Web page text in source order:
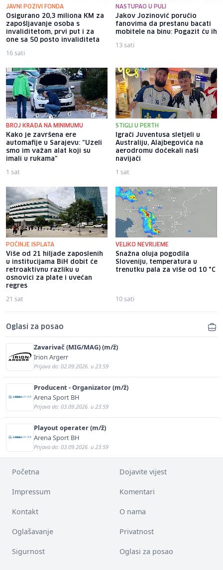
JAVNI POZIVI FONDA
Osigurano 20,3 miliona KM za
zapošljavanje osoba s
invaliditetom, prvi put i za
one sa 50 posto invaliditeta
16 sati
NASTUPAO U PULI
Jakov Jozinović poručio
fanovima da prestanu bacati
mobitele na binu: Pogazit ću ih
13 sati
BROJ KRAĐA NA MINIMUMU
Kako je završena ere
automafije u Sarajevu: "Uzeli
smo im važan alat koji su
imali u rukama"
1 sat
STIGLI U PERTH
Igrači Juventusa sletjeli u
Australiju, Alajbegovića na
aerodromu dočekali naši
navijači
1 sat
POČINJE ISPLATA
Više od 21 hiljade zaposlenih
u institucijama BiH dobit će
retroaktivnu razliku u
osnovici za plate i uvećan
regres
21 sat
VELIKO NEVRIJEME
Snažna oluja pogodila
Sloveniju, temperatura u
trenutku pala za više od 10 °C
10 sati
Oglasi za posao
Zavarivač (MIG/MAG) (m/ž)
Irion Argerr
Prijava do: 02.09.2026. u 23:59
Producent - Organizator (m/ž)
Arena Sport BH
Prijava do: 03.09.2026. u 23:59
Playout operater (m/ž)
Arena Sport BH
Prijava do: 03.09.2026. u 23:59
Početna Dojavite vijest
Impressum Komentari
Kontakt O nama
Oglašavanje Privatnost
Sigurnost Oglasi za posao